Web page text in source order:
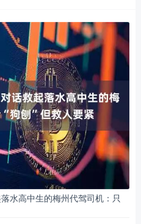
水高中生的梅州代驾司机：只